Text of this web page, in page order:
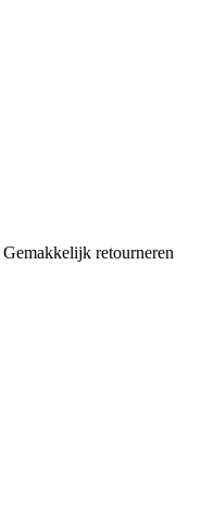
Gemakkelijk retourneren